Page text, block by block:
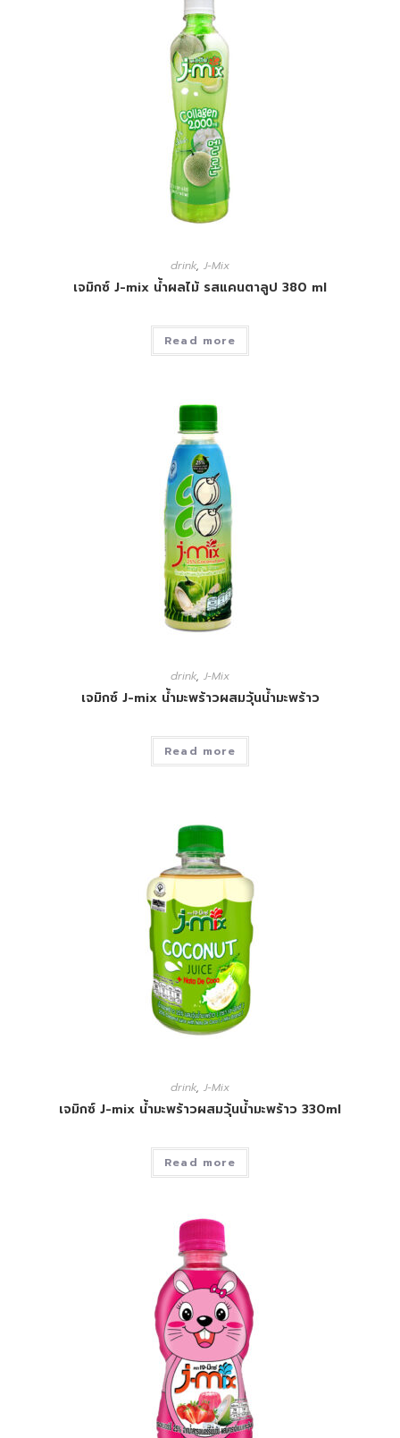
drink, J-Mix
เจมิกซ์ J-mix น้ำผลไม้ รสแคนตาลูป 380 ml
Read more
drink, J-Mix
เจมิกซ์ J-mix น้ำมะพร้าวผสมวุ้นน้ำมะพร้าว
Read more
drink, J-Mix
เจมิกซ์ J-mix น้ำมะพร้าวผสมวุ้นน้ำมะพร้าว 330ml
Read more